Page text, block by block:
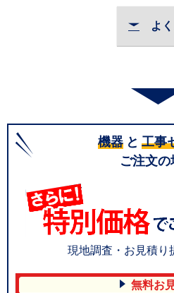
よく
機器 と 工事
ご注文の
現地調査・お見積り
無料お